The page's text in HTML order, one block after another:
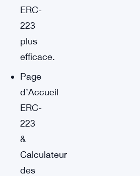
ERC-
223
plus
efficace.
Page
d’Accueil
ERC-
223
&
Calculateur
des